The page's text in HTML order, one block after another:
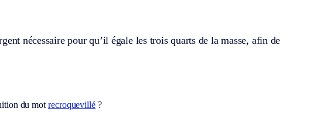
nécessaire pour qu’il égale les trois quarts de la masse, afin de
du mot recroquevillé?